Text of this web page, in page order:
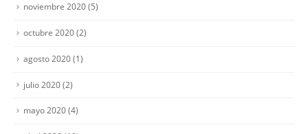
noviembre 2020(5)
octubre 2020(2)
agosto 2020(1)
julio 2020(2)
mayo 2020(4)
CONTACTO
Direccion:
620 246 371